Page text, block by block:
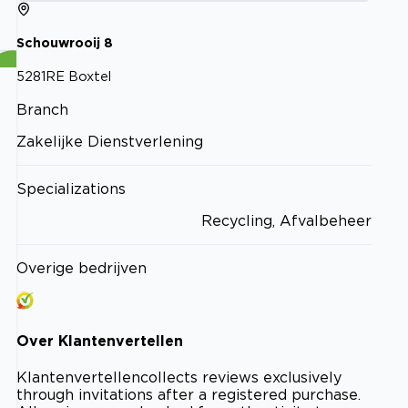
Schouwrooij 8
5281RE Boxtel
Branch
Zakelijke Dienstverlening
Specializations
Recycling, Afvalbeheer
Overige bedrijven
Over Klantenvertellen
Klantenvertellencollects reviews exclusively
through invitations after a registered purchase.